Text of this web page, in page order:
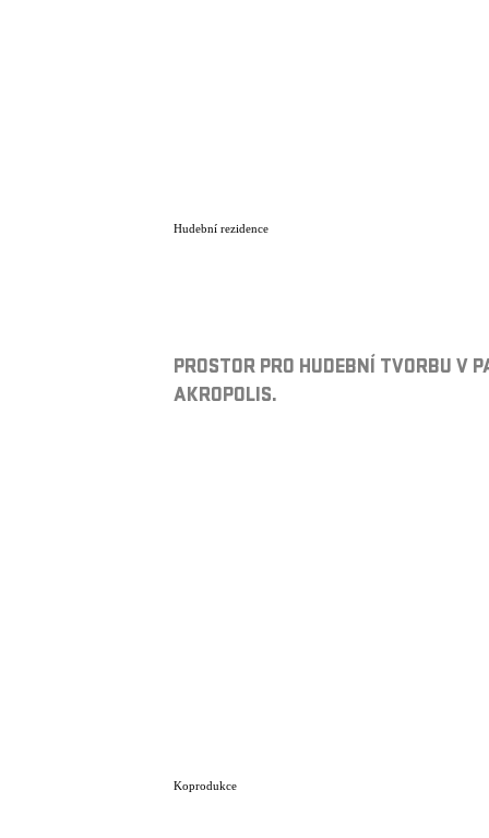
Hudební rezidence
PROSTOR PRO HUDEBNÍ TVORBU V
AKROPOLIS.
Koprodukce